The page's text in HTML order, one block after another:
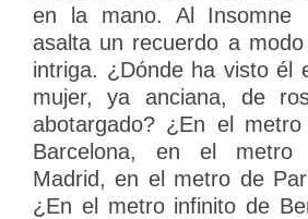
en la mano. Al
asalta un recuerdo a
intriga. ¿Dónde ha visto él
mujer, ya anciana, de
abotargado? ¿En el
Barcelona, en el metro
Madrid, en el metro de
¿En el metro infinito de